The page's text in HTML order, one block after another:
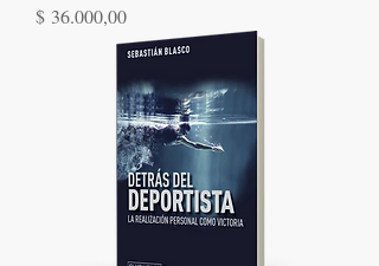
Precio
$ 36.000,00